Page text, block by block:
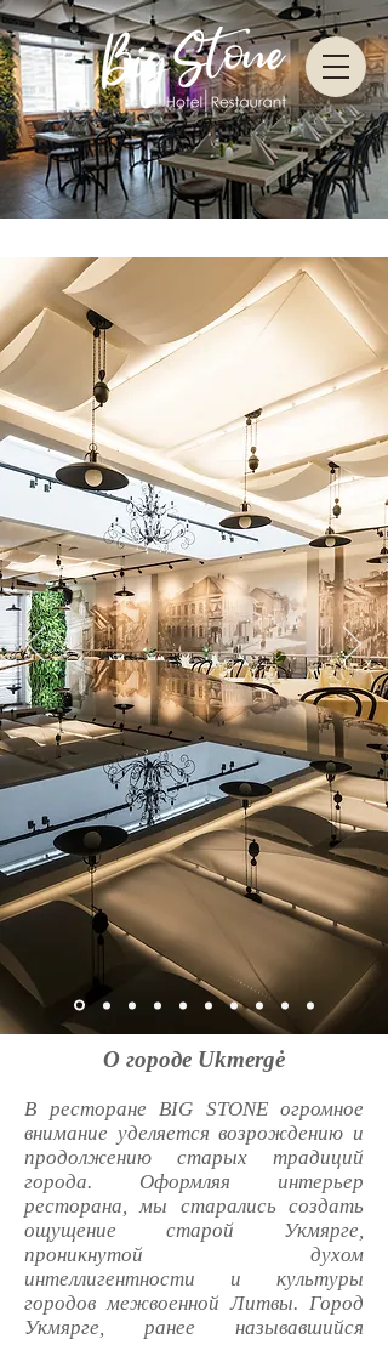
О городе Ukmergė
В ресторане BIG STONE огромное
внимание уделяется возрождению и
продолжению старых традиций
города. Оформляя интерьер
ресторана, мы старались создать
ощущение старой Укмярге,
проникнутой духом
интеллигентности и культуры
городов межвоенной Литвы. Город
Укмярге, ранее называвшийся